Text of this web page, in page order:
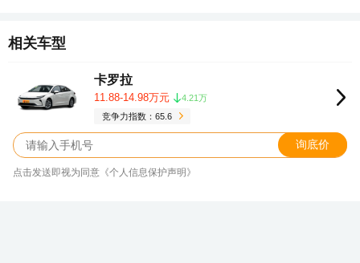
相关车型
卡罗拉
11.88-14.98万元
4.21万
竞争力指数：65.6
询底价
点击发送即视为同意《个人信息保护声明》